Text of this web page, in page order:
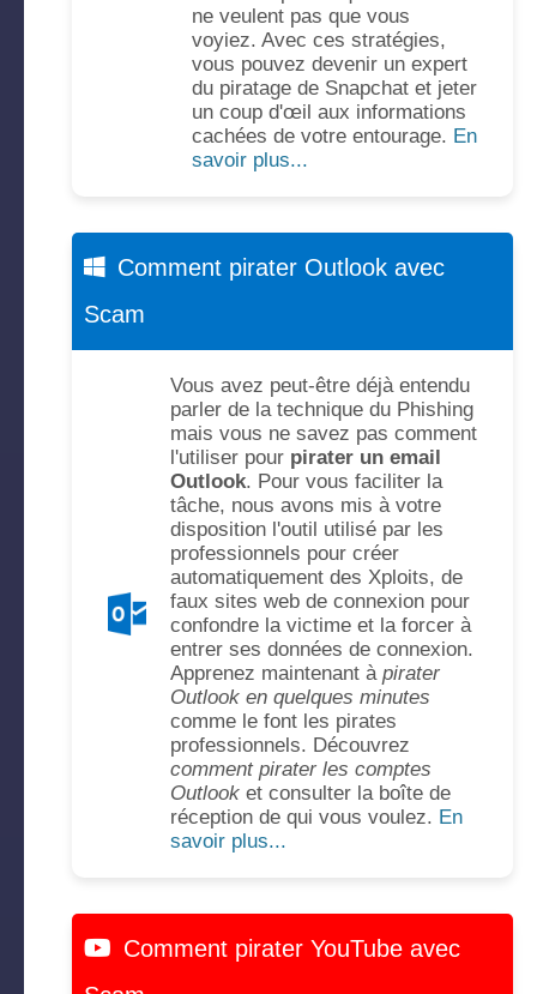
ne veulent pas que vous
voyiez. Avec ces stratégies,
vous pouvez devenir un expert
du piratage de Snapchat et jeter
un coup d'œil aux informations
cachées de votre entourage. En
savoir plus...
Comment pirater Outlook avec
Scam
Vous avez peut-être déjà entendu
parler de la technique du Phishing
mais vous ne savez pas comment
l'utiliser pour pirater un email
Outlook. Pour vous faciliter la
tâche, nous avons mis à votre
disposition l'outil utilisé par les
professionnels pour créer
automatiquement des Xploits, de
faux sites web de connexion pour
confondre la victime et la forcer à
entrer ses données de connexion.
Apprenez maintenant à pirater
Outlook en quelques minutes
comme le font les pirates
professionnels. Découvrez
comment pirater les comptes
Outlook et consulter la boîte de
réception de qui vous voulez. En
savoir plus...
Comment pirater YouTube avec